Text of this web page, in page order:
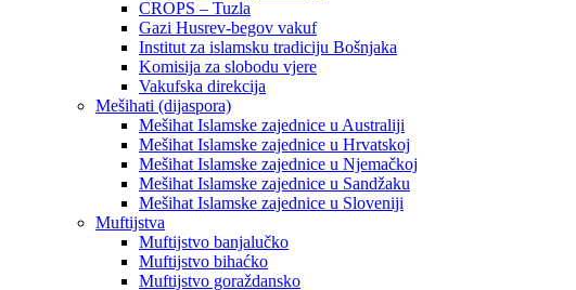
CROPS – Tuzla
Gazi Husrev-begov vakuf
Institut za islamsku tradiciju Bošnjaka
Komisija za slobodu vjere
Vakufska direkcija
Mešihati (dijaspora)
Mešihat Islamske zajednice u Australiji
Mešihat Islamske zajednice u Hrvatskoj
Mešihat Islamske zajednice u Njemačkoj
Mešihat Islamske zajednice u Sandžaku
Mešihat Islamske zajednice u Sloveniji
Muftijstva
Muftijstvo banjalučko
Muftijstvo bihaćko
Muftijstvo goraždansko